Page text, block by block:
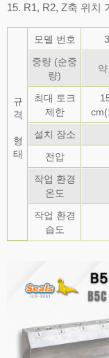
15. R1, R2, Z축 위치
규
격
형
태
모델 번호
중량 (순중
량)
최대 토크
제한
설치 장소
전압
작업 환경
온도
작업 환경
습도